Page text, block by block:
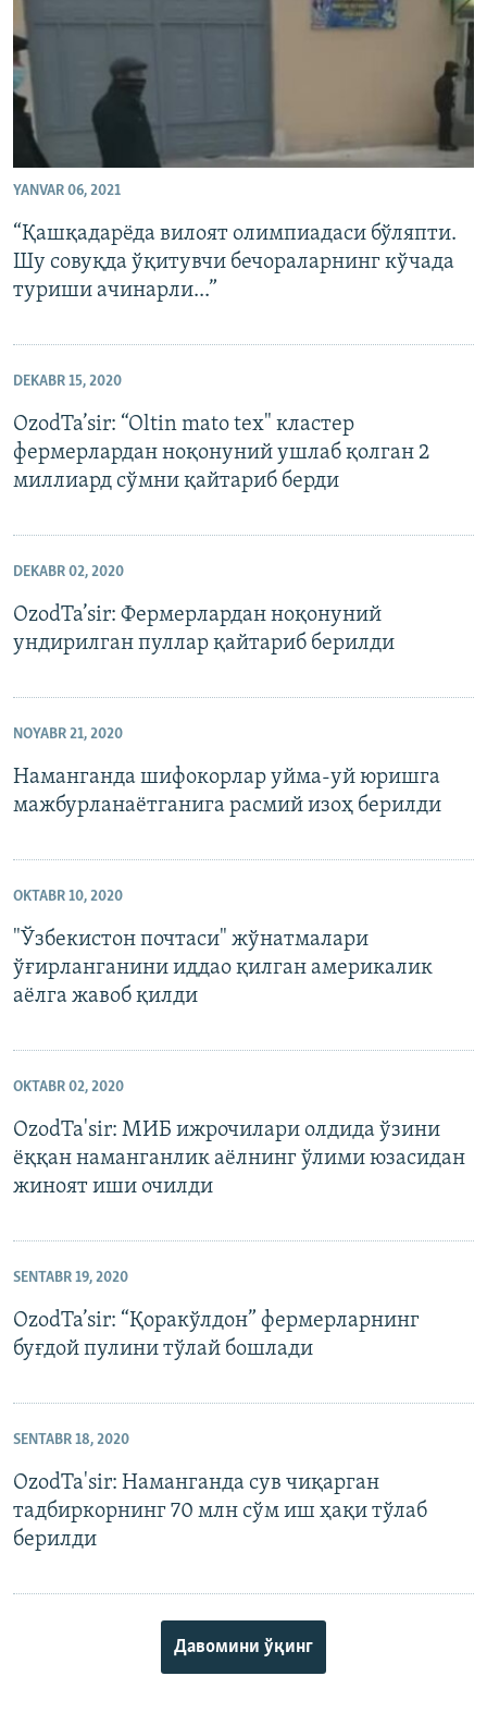
YANVAR 06, 2021
“Қашқадарёда вилоят олимпиадаси бўляпти.
Шу совуқда ўқитувчи бечораларнинг кўчада
туриши ачинарли...”
DEKABR 15, 2020
OzodTa’sir: “Oltin mato tex" кластер
фермерлардан ноқонуний ушлаб қолган 2
миллиард сўмни қайтариб берди
DEKABR 02, 2020
OzodTa’sir: Фермерлардан ноқонуний
ундирилган пуллар қайтариб берилди
NOYABR 21, 2020
Наманганда шифокорлар уйма-уй юришга
мажбурланаётганига расмий изоҳ берилди
OKTABR 10, 2020
"Ўзбекистон почтаси" жўнатмалари
ўғирланганини иддао қилган америкалик
аёлга жавоб қилди
OKTABR 02, 2020
OzodTa'sir: МИБ ижрочилари олдида ўзини
ёққан наманганлик аёлнинг ўлими юзасидан
жиноят иши очилди
SENTABR 19, 2020
OzodTa’sir: “Қоракўлдон” фермерларнинг
буғдой пулини тўлай бошлади
SENTABR 18, 2020
OzodTa'sir: Наманганда сув чиқарган
тадбиркорнинг 70 млн сўм иш ҳақи тўлаб
берилди
Давомини ўқинг